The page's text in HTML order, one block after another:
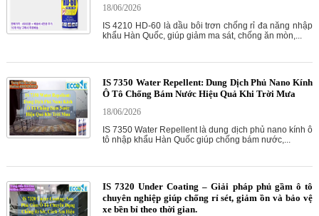
18/06/2026
IS 4210 HD-60 là dầu bôi trơn chống rỉ đa năng nhập
khẩu Hàn Quốc, giúp giảm ma sát, chống ăn mòn,...
IS 7350 Water Repellent: Dung Dịch Phủ Nano Kính
Ô Tô Chống Bám Nước Hiệu Quả Khi Trời Mưa
18/06/2026
IS 7350 Water Repellent là dung dịch phủ nano kính ô
tô nhập khẩu Hàn Quốc giúp chống bám nước,...
IS 7320 Under Coating – Giải pháp phủ gầm ô tô
chuyên nghiệp giúp chống rỉ sét, giảm ồn và bảo vệ
xe bền bỉ theo thời gian.